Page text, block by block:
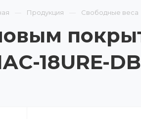
Продукция Свободные веса
18URE-